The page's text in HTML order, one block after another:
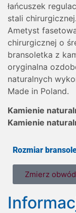
łańcuszek
stali
Ametyst
chirurgicznej o
bransoletka z
oryginalna
naturalnych
Made in Poland.
Kamienie
Kamienie
Rozmiar
Zmierz